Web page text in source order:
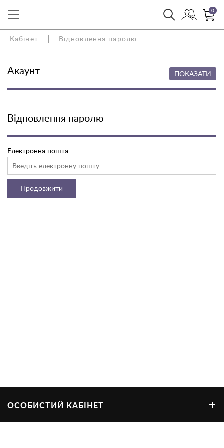
0
Кабінет Відновлення паролю
Акаунт ПОКАЗАТИ
Відновлення паролю
Електронна пошта
Продовжити
ОСОБИСТИЙ КАБІНЕТ